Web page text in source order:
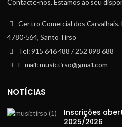
Contacte-nos. Estamos ao seu
Centro Comercial dos Carvalhais,
4780-564, Santo Tirso
Tel: 915 646 488 / 252 898 688
E-mail: musictirso@gmail.com
NOTÍCIAS
Inscrições
2025/2026